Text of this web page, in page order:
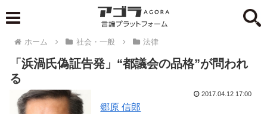
ホーム 社会・一般 法律
「浜渦氏偽証告発」“都議会の品格”が問われ
る
郷原 信郎
2017.04.12 17:00